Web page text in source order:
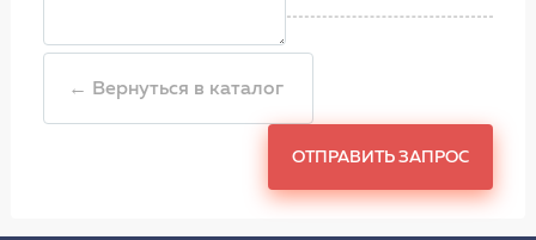
← Вернуться в каталог
ОТПРАВИТЬ ЗАПРОС